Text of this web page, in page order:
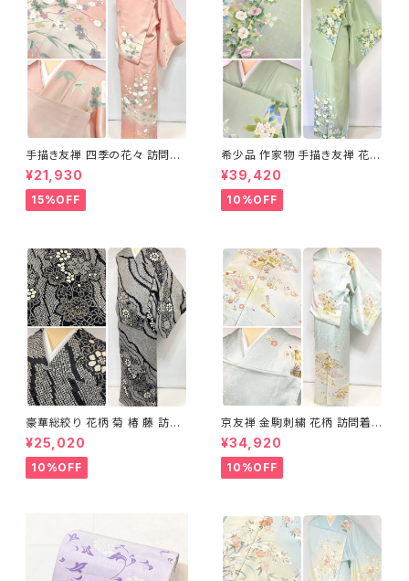
手描き友禅 四季の花々 訪問着
袷 正絹 サーモンピンク クリー
ム 白 桃花色 1434
¥21,930
15%OFF
希少品 作家物 手描き友禅 花鳥
文 椿 沈丁花 訪問着 正絹 袷 黄
緑 青 白 1418
¥39,420
10%OFF
豪華総絞り 花柄 菊 椿 藤 訪問
着 鹿の子絞り ラメ 正絹 黒 白
グレー 1435
¥25,020
10%OFF
京友禅 金駒刺繍 花柄 訪問着
正絹 水色 黄緑 パステルカラー
アイスグリーン 1433
¥34,920
10%OFF